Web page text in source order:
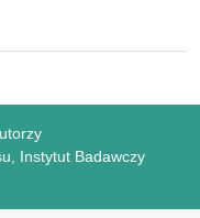
Instytut Badawczy